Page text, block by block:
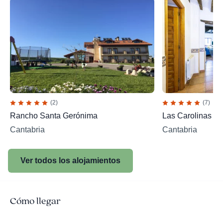
(2)
Rancho Santa Gerónima
Cantabria
(7)
Las Carolinas
Cantabria
Ver todos los alojamientos
Cómo llegar